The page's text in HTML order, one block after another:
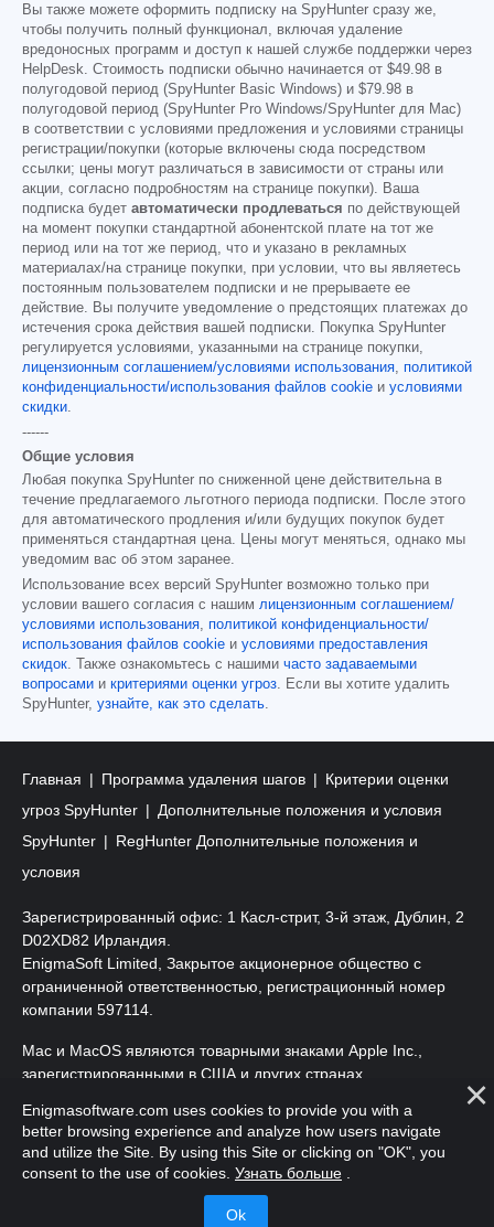
Вы также можете оформить подписку на SpyHunter сразу же,
чтобы получить полный функционал, включая удаление
вредоносных программ и доступ к нашей службе поддержки через
HelpDesk. Стоимость подписки обычно начинается от $49.98 в
полугодовой период (SpyHunter Basic Windows) и $79.98 в
полугодовой период (SpyHunter Pro Windows/SpyHunter для Mac)
в соответствии с условиями предложения и условиями страницы
регистрации/покупки (которые включены сюда посредством
ссылки; цены могут различаться в зависимости от страны или
акции, согласно подробностям на странице покупки). Ваша
подписка будет автоматически продлеваться по действующей
на момент покупки стандартной абонентской плате на тот же
период или на тот же период, что и указано в рекламных
материалах/на странице покупки, при условии, что вы являетесь
постоянным пользователем подписки и не прерываете ее
действие. Вы получите уведомление о предстоящих платежах до
истечения срока действия вашей подписки. Покупка SpyHunter
регулируется условиями, указанными на странице покупки,
лицензионным соглашением/условиями использования
политикой
конфиденциальности/использования файлов cookie и условиями
скидки
------
Общие условия
Любая покупка SpyHunter по сниженной цене действительна в
течение предлагаемого льготного периода подписки. После этого
для автоматического продления и/или будущих покупок будет
применяться стандартная цена. Цены могут меняться, однако мы
уведомим вас об этом заранее.
Использование всех версий SpyHunter возможно только при
условии вашего согласия с нашим лицензионным соглашением/
условиями использования
политикой конфиденциальности/
использования файлов cookie и условиями предоставления
скидок . Также ознакомьтесь с нашими часто задаваемыми
вопросами и критериями оценки угроз . Если вы хотите удалить
SpyHunter, узнайте, как это сделать
Главная Программа удаления шагов
Критерии оценки
угроз SpyHunter
Дополнительные положения и условия
SpyHunter
RegHunter Дополнительные положения и
условия
Зарегистрированный офис: 1 Касл-стрит, 3-й этаж, Дублин, 2
D02XD82 Ирландия.
EnigmaSoft Limited, Закрытое акционерное общество с
ограниченной ответственностью, регистрационный номер
компании 597114.
Mac и MacOS являются товарными знаками Apple Inc.,
зарегистрированными в США и других странах.
Copyright 2016-2026 . EnigmaSoft Ltd. Все права защищены.
Enigmasoftware.com uses cookies to provide you with a
better browsing experience and analyze how users navigate
and utilize the Site. By using this Site or clicking on "OK", you
consent to the use of cookies. Узнать больше